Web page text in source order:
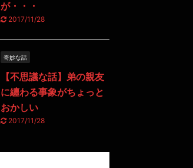
が・・・
2017/11/28
奇妙な話
【不思議な話】弟の親友
に纏わる事象がちょっと
おかしい
2017/11/28